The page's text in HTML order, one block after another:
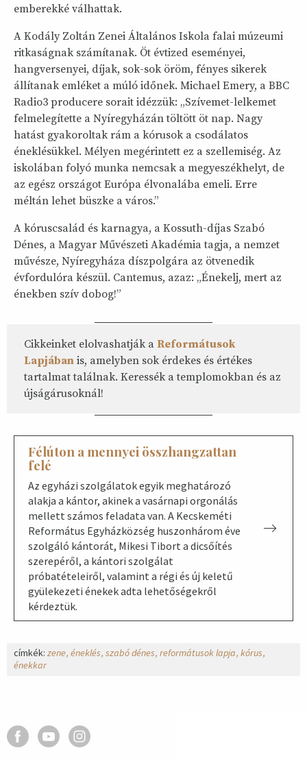
emberekké válhattak.
A Kodály Zoltán Zenei Általános Iskola falai múzeumi
ritkaságnak számítanak. Öt évtized eseményei,
hangversenyei, díjak, sok-sok öröm, fényes sikerek
állítanak emléket a múló időnek. Michael Emery, a BBC
Radio3 producere sorait idézzük: „Szívemet-lelkemet
felmelegítette a Nyíregyházán töltött öt nap. Nagy
hatást gyakoroltak rám a kórusok a csodálatos
éneklésükkel. Mélyen megérintett ez a szellemiség. Az
iskolában folyó munka nemcsak a megyeszékhelyt, de
az egész országot Európa élvonalába emeli. Erre
méltán lehet büszke a város.”
A kóruscsalád és karnagya, a Kossuth-díjas Szabó
Dénes, a Magyar Művészeti Akadémia tagja, a nemzet
művésze, Nyíregyháza díszpolgára az ötvenedik
évfordulóra készül. Cantemus, azaz: „Énekelj, mert az
énekben szív dobog!”
Cikkeinket elolvashatják a Reformátusok
Lapjában is, amelyben sok érdekes és értékes
tartalmat találnak. Keressék a templomokban és az
újságárusoknál!
Félúton a mennyei összhangzattan
felé
Az egyházi szolgálatok egyik meghatározó
alakja a kántor, akinek a vasárnapi orgonálás
mellett számos feladata van. A Kecskeméti
Református Egyházközség huszonhárom éve
szolgáló kántorát, Mikesi Tibort a dicsőítés
szerepéről, a kántori szolgálat
próbatételeiről, valamint a régi és új keletű
gyülekezeti énekek adta lehetőségekről
kérdeztük.
címkék: zene éneklés szabó dénes reformátusok lapja kórus
énekkar